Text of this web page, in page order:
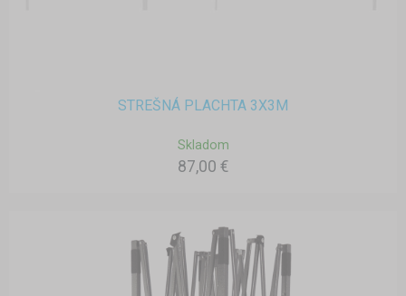
STREŠNÁ PLACHTA 3X3M
Skladom
87,00 €